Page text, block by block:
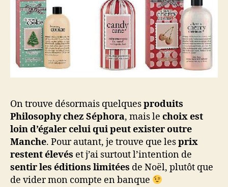
On trouve désormais quelquesproduits
Philosophy chez Séphora, mais le choix est
loin d’égaler celui qui peut exister outre
Manche. Pour autant, je trouve que lesprix
restent élevés et j’ai surtout l’intention de
sentir les éditions limitées de Noël, plutôt que
de vider mon compte en banque